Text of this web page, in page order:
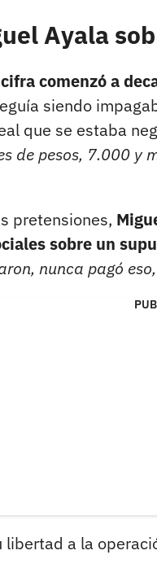
Ayala
comenzó a
siendo
que se estaba
de pesos, 7.000 y
pretensiones,
sobre un
nunca pagó
a la